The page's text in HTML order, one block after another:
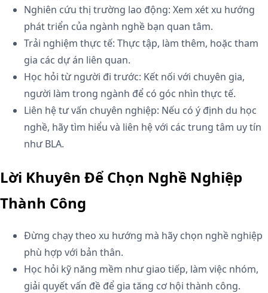
Nghiên cứu thị trường lao động: Xem xét xu hướng
phát triển của ngành nghề bạn quan tâm.
Trải nghiệm thực tế: Thực tập, làm thêm, hoặc tham
gia các dự án liên quan.
Học hỏi từ người đi trước: Kết nối với chuyên gia,
người làm trong ngành để có góc nhìn thực tế.
Liên hệ tư vấn chuyên nghiệp: Nếu có ý định du học
nghề, hãy tìm hiểu và liên hệ với các trung tâm uy tín
như BLA.
Lời Khuyên Để Chọn Nghề Nghiệp
Thành Công
Đừng chạy theo xu hướng mà hãy chọn nghề nghiệp
phù hợp với bản thân.
Học hỏi kỹ năng mềm như giao tiếp, làm việc nhóm,
giải quyết vấn đề để gia tăng cơ hội thành công.